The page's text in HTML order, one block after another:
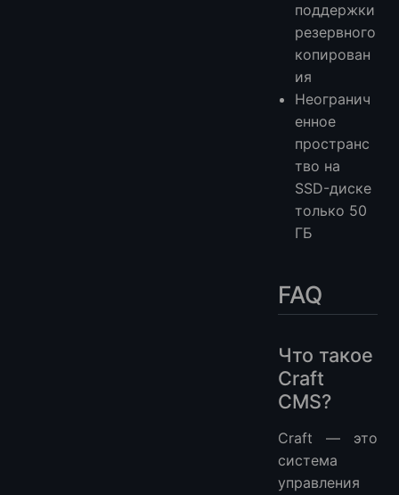
поддержки
резервного
копирован
ия
Неогранич
енное
пространс
тво на
SSD-диске
только 50
ГБ
FAQ
Что такое
Craft
CMS?
Craft — это
система
управления